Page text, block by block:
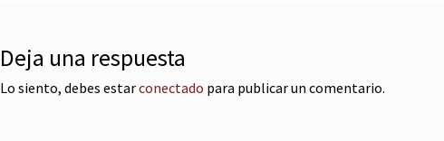
Deja una respuesta
Lo siento, debes estarconectado para publicar un comentario.